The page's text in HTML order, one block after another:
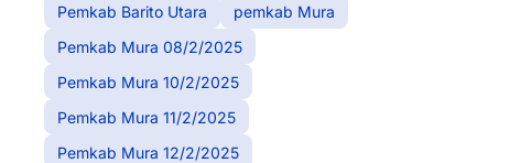
Pemkab Barito Utara
pemkab Mura
Pemkab Mura 08/2/2025
Pemkab Mura 10/2/2025
Pemkab Mura 11/2/2025
Pemkab Mura 12/2/2025